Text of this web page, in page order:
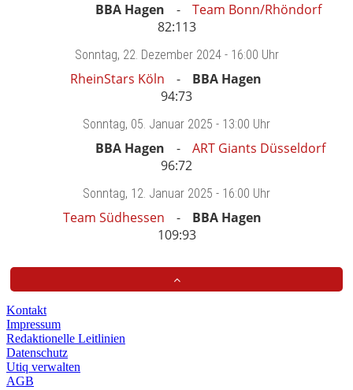
BBA Hagen
Team Bonn/Rhöndorf
82:113
Sonntag, 22. Dezember 2024 - 16:00 Uhr
RheinStars Köln
BBA Hagen
94:73
Sonntag, 05. Januar 2025 - 13:00 Uhr
BBA Hagen
ART Giants Düsseldorf
96:72
Sonntag, 12. Januar 2025 - 16:00 Uhr
Team Südhessen
BBA Hagen
109:93
Kontakt
Impressum
Redaktionelle Leitlinien
Datenschutz
Utiq verwalten
AGB